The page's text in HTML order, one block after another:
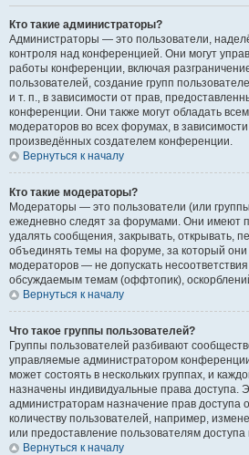
Кто такие администраторы?
Администраторы — это пользователи,
контроля над конференцией. Они могут
работы конференции, включая
пользователей, создание групп
и т. п., в зависимости от прав,
конференции. Они также могут обладать
модераторов во всех форумах, в
произведённых создателем конференции.
Вернуться к началу
Кто такие модераторы?
Модераторы — это пользователи (или
ежедневно следят за форумами. Они имеют
удалять сообщения, закрывать, открывать,
объединять темы на форуме, за который
модераторов — не допускать
обсуждаемым темам (оффтопик),
Вернуться к началу
Что такое группы пользователей?
Группы пользователей разбивают
управляемые администратором
может состоять в нескольких группах, и
назначены индивидуальные права доступа.
администраторам назначение прав
количеству пользователей, например,
или предоставление пользователям
Вернуться к началу